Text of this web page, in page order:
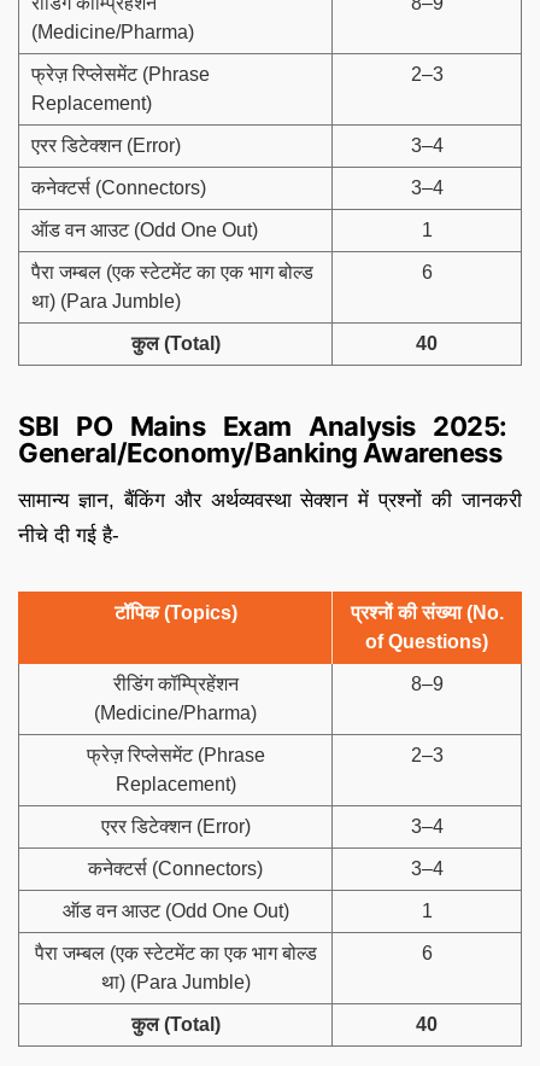
(Medicine/Pharma)
फ्रेज़ रिप्लेसमेंट (Phrase
Replacement)
2–3
एरर डिटेक्शन (Error) 3–4
कनेक्टर्स (Connectors) 3–4
ऑड वन आउट (Odd One Out) 1
पैरा जम्बल (एक स्टेटमेंट का एक भाग बोल्ड
था) (Para Jumble)
6
कुल (Total) 40
SBI PO Mains Exam Analysis 2025:
General/Economy/Banking Awareness
सामान्य ज्ञान, बैंकिंग और अर्थव्यवस्था सेक्शन में प्रश्नों की जानकरी
नीचे दी गई है-
टॉपिक (Topics)
प्रश्नों की संख्या (No.
of Questions)
रीडिंग कॉम्प्रिहेंशन
(Medicine/Pharma)
8–9
फ्रेज़ रिप्लेसमेंट (Phrase
Replacement)
2–3
एरर डिटेक्शन (Error) 3–4
कनेक्टर्स (Connectors) 3–4
ऑड वन आउट (Odd One Out) 1
पैरा जम्बल (एक स्टेटमेंट का एक भाग बोल्ड
था) (Para Jumble)
6
कुल (Total) 40